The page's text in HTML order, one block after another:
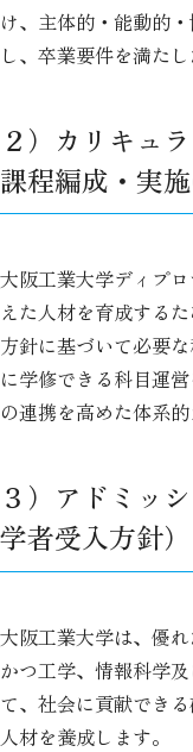
け、主体的・能動的
し、卒業要件を満た
２）カリキュ
課程編成・実施
大阪工業大学ディプ
えた人材を育成する
方針に基づいて必要
に学修できる科目運
の連携を高めた体系
３）アドミッ
学者受入方針）
大阪工業大学は、優
かつ工学、情報科学
て、社会に貢献でき
人材を養成します。